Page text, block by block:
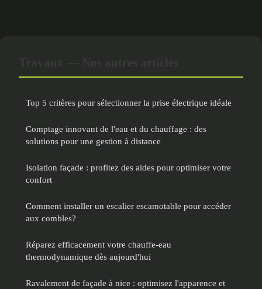
Top 5 critères pour sélectionner la prise électrique idéale
Comptage innovant de l'eau et du chauffage : des
solutions pour une gestion à distance
Isolation façade : profitez des aides pour optimiser votre
confort
Comment installer un escalier escamotable pour accéder
aux combles?
Réparez efficacement votre chauffe-eau
thermodynamique dès aujourd'hui
Ravalement de façade à nice : optimisez l'apparence et